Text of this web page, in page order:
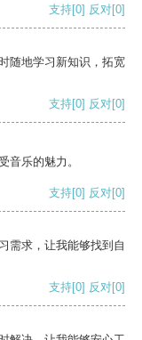
支持[0] 反对[0]
随地学习新知识，拓宽
支持[0] 反对[0]
音乐的魅力。
支持[0] 反对[0]
需求，让我能够找到自
支持[0] 反对[0]